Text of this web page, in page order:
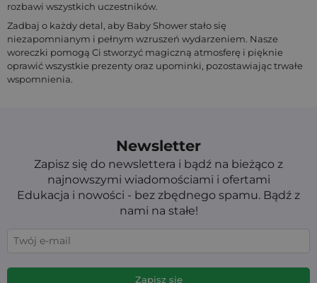
rozbawi wszystkich uczestników.
Zadbaj o każdy detal, aby Baby Shower stało się
niezapomnianym i pełnym wzruszeń wydarzeniem. Nasze
woreczki pomogą Ci stworzyć magiczną atmosferę i pięknie
oprawić wszystkie prezenty oraz upominki, pozostawiając trwałe
wspomnienia.
Newsletter
Zapisz się do newslettera i bądź na bieżąco z
najnowszymi wiadomościami i ofertami
Edukacja i nowości - bez zbędnego spamu. Bądź z
nami na stałe!